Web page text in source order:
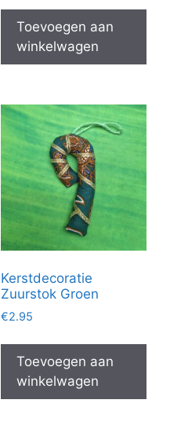
Toevoegen aan
winkelwagen
Kerstdecoratie
Zuurstok Groen
€2.95
Toevoegen aan
winkelwagen